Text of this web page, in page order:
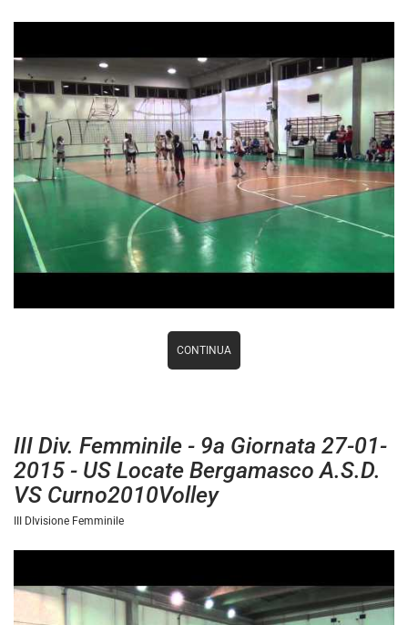
CONTINUA
III Div. Femminile - 9a Giornata 27-01-
2015 - US Locate Bergamasco A.S.D.
VS Curno2010Volley
III DIvisione Femminile